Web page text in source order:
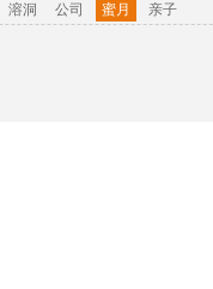
溶洞 公司 蜜月 亲子